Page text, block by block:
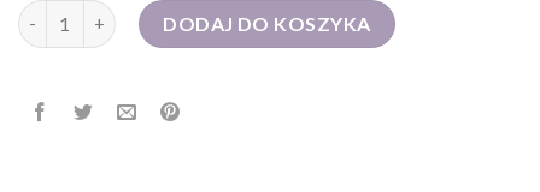
ilość plecaki skórzane damskieDODAJ DO KOSZYKA